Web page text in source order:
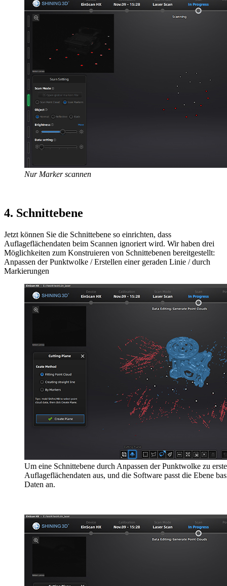
Nur Marker scannen
4. Schnittebene
Jetzt können Sie die Schnittebene so einrichten, dass
Auflageflächendaten beim Scannen ignoriert wird. Wir haben drei
Möglichkeiten zum Konstruieren von Schnittebenen bereitgestellt:
Anpassen der Punktwolke / Erstellen einer geraden Linie / durch
Markierungen
Um eine Schnittebene durch Anpassen der Punktwolke zu
Auflageflächendaten aus, und die Software passt die Ebene
Daten an.